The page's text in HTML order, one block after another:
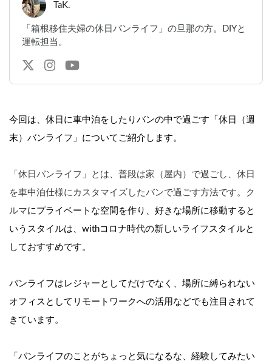
TaK.
「箱根移住夫婦の休日バンライフ」の旦那の方。DIYと
運転担当。
今回は、休日に車中泊をしたりバンの中で過ごす「休日（週
末）バンライフ」についてご紹介します。
「休日バンライフ」とは、普段は家（屋内）で過ごし、休日
を車中泊仕様にカスタマイズしたバンで過ごす方法です。ク
ルマにプライベートな空間を作り、好きな場所に移動すると
いうスタイルは、 withコロナ時代の新しいライフスタイルと
しておすすめです。
バンライフはレジャーとしてだけでなく、場所に縛られない
オフィスとしてリモートワークへの活用などでも注目されて
きています。
「バンライフのことがちょっと気になるな、経験してみたい